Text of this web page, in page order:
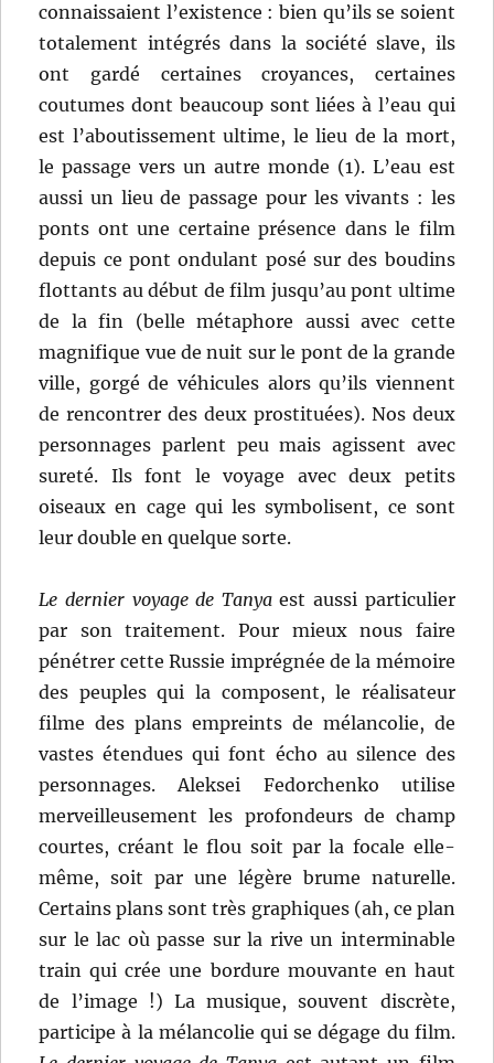
connaissaient l’existence : bien qu’ils se soient
totalement intégrés dans la société slave, ils
ont gardé certaines croyances, certaines
coutumes dont beaucoup sont liées à l’eau qui
est l’aboutissement ultime, le lieu de la mort,
le passage vers un autre monde (1). L’eau est
aussi un lieu de passage pour les vivants : les
ponts ont une certaine présence dans le film
depuis ce pont ondulant posé sur des boudins
flottants au début de film jusqu’au pont ultime
de la fin (belle métaphore aussi avec cette
magnifique vue de nuit sur le pont de la grande
ville, gorgé de véhicules alors qu’ils viennent
de rencontrer des deux prostituées). Nos deux
personnages parlent peu mais agissent avec
sureté. Ils font le voyage avec deux petits
oiseaux en cage qui les symbolisent, ce sont
leur double en quelque sorte.
Le dernier voyage de Tanyaest aussi particulier
par son traitement. Pour mieux nous faire
pénétrer cette Russie imprégnée de la mémoire
des peuples qui la composent, le réalisateur
filme des plans empreints de mélancolie, de
vastes étendues qui font écho au silence des
personnages. Aleksei Fedorchenko utilise
merveilleusement les profondeurs de champ
courtes, créant le flou soit par la focale elle-
même, soit par une légère brume naturelle.
Certains plans sont très graphiques (ah, ce plan
sur le lac où passe sur la rive un interminable
train qui crée une bordure mouvante en haut
de l’image !) La musique, souvent discrète,
participe à la mélancolie qui se dégage du film.